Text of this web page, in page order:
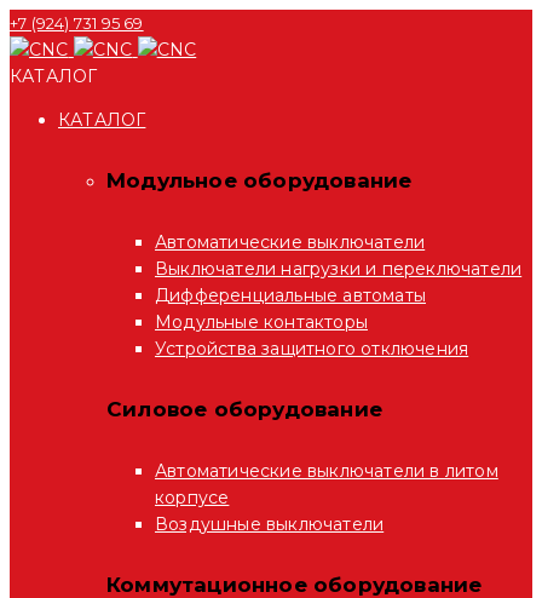
+7 (924) 731 95 69
КАТАЛОГ
КАТАЛОГ
Модульное оборудование
Автоматические выключатели
Выключатели нагрузки и переключатели
Дифференциальные автоматы
Модульные контакторы
Устройства защитного отключения
Силовое оборудование
Автоматические выключатели в литом
корпусе
Воздушные выключатели
Коммутационное оборудование